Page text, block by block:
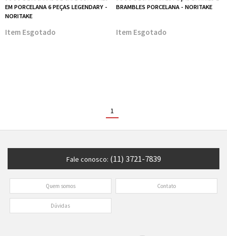
EM PORCELANA 6 PEÇAS LEGENDARY -
NORITAKE
Esgotado
BRAMBLES PORCELANA - NORITAKE
Esgotado
1
Fale conosco: (11) 3721-7839
Quem somos Contato
Dúvidas